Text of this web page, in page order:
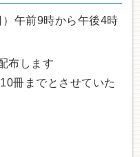
午前9時から午後4時
布します
冊までとさせていた